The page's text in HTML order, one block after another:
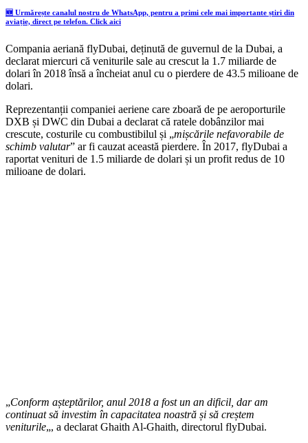
🆕 Urmărește canalul nostru de WhatsApp, pentru a primi cele mai importante știri din
aviație, direct pe telefon. Click aici
Compania aeriană flyDubai, deținută de guvernul de la Dubai, a
declarat miercuri că veniturile sale au crescut la 1.7 miliarde de
dolari în 2018 însă a încheiat anul cu o pierdere de 43.5 milioane de
dolari.
Reprezentanții companiei aeriene care zboară de pe aeroporturile
DXB și DWC din Dubai a declarat că ratele dobânzilor mai
crescute, costurile cu combustibilul și „mișcările nefavorabile de
schimb valutar” ar fi cauzat această pierdere. În 2017, flyDubai a
raportat venituri de 1.5 miliarde de dolari și un profit redus de 10
milioane de dolari.
„Conform așteptărilor, anul 2018 a fost un an dificil, dar am
continuat să investim în capacitatea noastră și să creștem
veniturile„, a declarat Ghaith Al-Ghaith, directorul flyDubai.